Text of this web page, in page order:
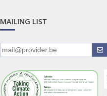
MAILING LIST